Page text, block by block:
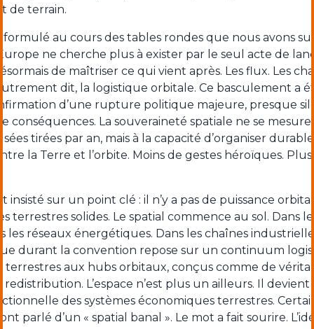
de terrain.
formulé au cours des tables rondes que nous avons
ne cherche plus à exister par le seul acte de
de maîtriser ce qui vient après. Les flux. Les
dit, la logistique orbitale. Ce basculement a
d’une rupture politique majeure, presque
conséquences. La souveraineté spatiale ne se
tirées par an, mais à la capacité d’organiser
la Terre et l’orbite. Moins de gestes héroïques.
insisté sur un point clé : il n’y a pas de puissance
terrestres solides. Le spatial commence au sol. Dans
les réseaux énergétiques. Dans les chaînes
durant la convention repose sur un continuum
terrestres aux hubs orbitaux, conçus comme de
L’espace n’est plus un ailleurs. Il
des systèmes économiques terrestres.
parlé d’un « spatial banal ». Le mot a fait sourire.